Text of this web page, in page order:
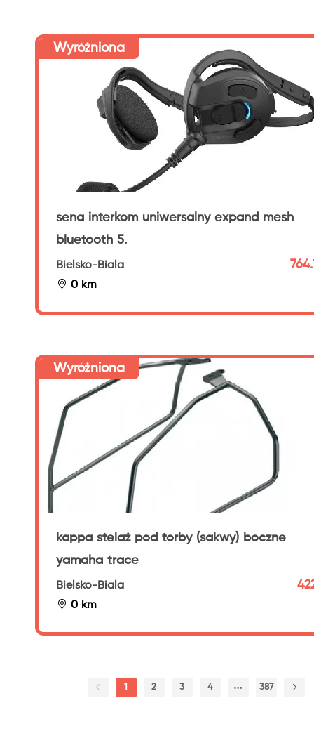
Wyróżniona
sena interkom uniwersalny expand mesh
bluetooth 5.
Bielsko-Biala
0 km
Wyróżniona
kappa stelaż pod torby (sakwy) boczne
yamaha trace
Bielsko-Biala
0 km
1 2 3 4 387